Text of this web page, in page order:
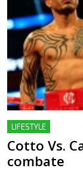
LIFESTYLE
Cotto Vs.
combate